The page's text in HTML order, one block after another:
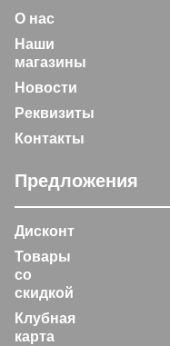
О нас
Наши
магазины
Новости
Реквизиты
Контакты
Предложения
Дисконт
Товары
со
скидкой
Клубная
карта